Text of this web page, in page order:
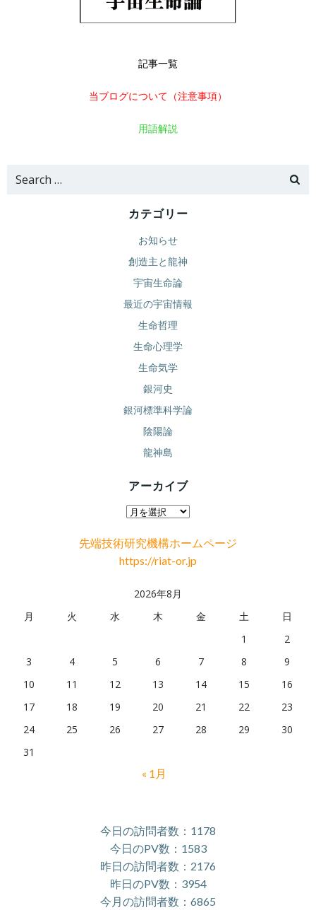
記事一覧
当ブログについて（注意事項）
用語解説
Search
カテゴリー
お知らせ
創造主と龍神
宇宙生命論
最近の宇宙情報
生命哲理
生命心理学
生命気学
銀河史
銀河標準科学論
陰陽論
龍神島
アーカイブ
ア
カ
イ
先端技術研究機構ホームページ
https://riat-or.jp
2026年8月
月
火 水 木 金 土
日
1
2
3
4 5 6 7 8
9
10
11 12 13 14 15
16
17
18 19 20 21 22
23
24
25 26 27 28 29
30
31
« 1月
今日の訪問者数：1178
今日のPV数：1583
昨日の訪問者数：2176
昨日のPV数：3954
今月の訪問者数：6865